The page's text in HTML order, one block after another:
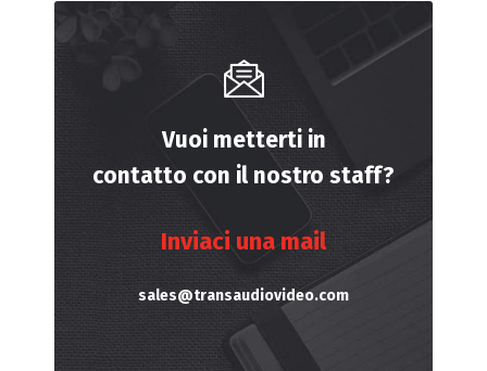
Vuoi metterti in
contatto con il nostro staff?
Inviaci una mail
sales@transaudiovideo.com